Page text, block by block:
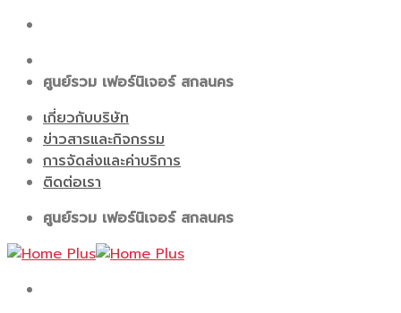
Skip
content
ศูนย์รวม เฟอร์นิเจอร์ สกลนคร
เกี่ยวกับบริษัท
ข่าวสารและกิจกรรม
การจัดส่งและค่าบริการ
ติดต่อเรา
ศูนย์รวม เฟอร์นิเจอร์ สกลนคร